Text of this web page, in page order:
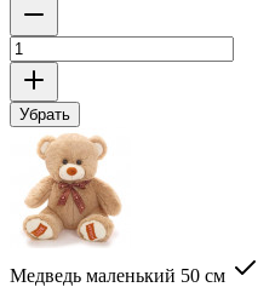
Убрать
Медведь маленький 50 см